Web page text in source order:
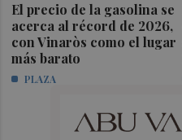
El precio de la gasolina se
acerca al récord de 2026,
con Vinaròs como el lugar
más barato
PLAZA